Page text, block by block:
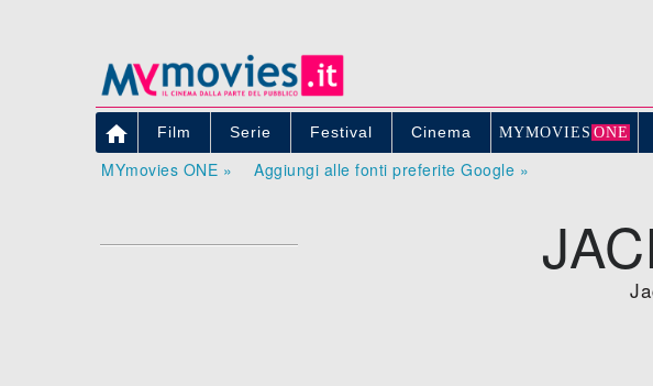
 Film Serie Festival Cinema MYMOVIE S ONE
MYmovies ONE » Aggiungi alle fonti preferite Google »